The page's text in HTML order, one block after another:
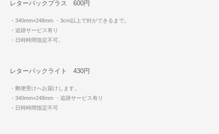
レターパックプラス 600円
・340mm×248mm ・3cm以上で封ができるまで。
・追跡サービス有り
・日時時間指定不可。
レターパックライト 430円
・郵便受けへお届けします。
・340mm×248mm ・追跡サービス有り
・日時時間指定不可